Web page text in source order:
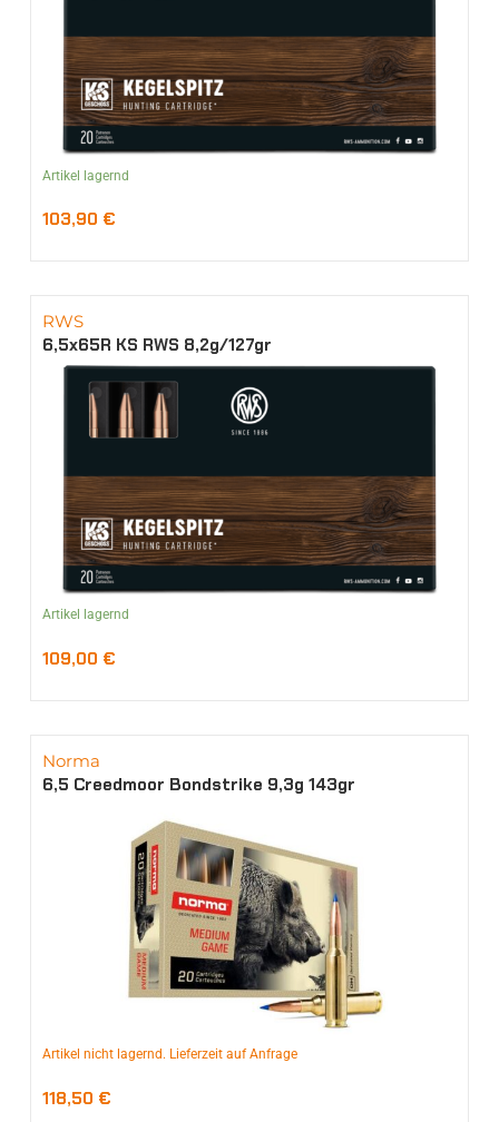
Artikel lagernd
103,90 €
RWS
6,5x65R KS RWS 8,2g/127gr
Artikel lagernd
109,00 €
Norma
6,5 Creedmoor Bondstrike 9,3g 143gr
Artikel nicht lagernd. Lieferzeit auf Anfrage
118,50 €